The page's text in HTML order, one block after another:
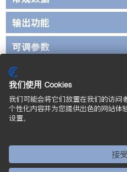
输出功能
可调参数
标准和证书
*经过 wenglor 检定
我们使用 Cookies
我们可能会将它们放置在我们的访问
个性化内容并为您提供出色的网站体
设置。
接